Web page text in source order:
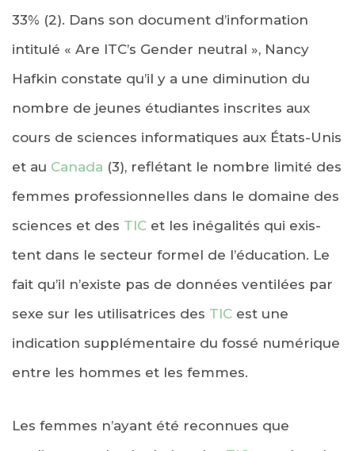
33% (2). Dans son document d’information
intitulé « Are ITC’s Gender neutral », Nancy
Hafkin constate qu’il y a une diminution du
nombre de jeunes étudiantes inscrites aux
cours de sciences informatiques aux États-Unis
et au Canada (3), reflétant le nombre limité des
femmes professionnelles dans le domaine des
sciences et des TIC et les inégalités qui exis-
tent dans le secteur formel de l’éducation. Le
fait qu’il n’existe pas de données ventilées par
sexe sur les utilisatrices des TIC est une
indication supplémentaire du fossé numérique
entre les hommes et les femmes.
Les femmes n’ayant été reconnues que